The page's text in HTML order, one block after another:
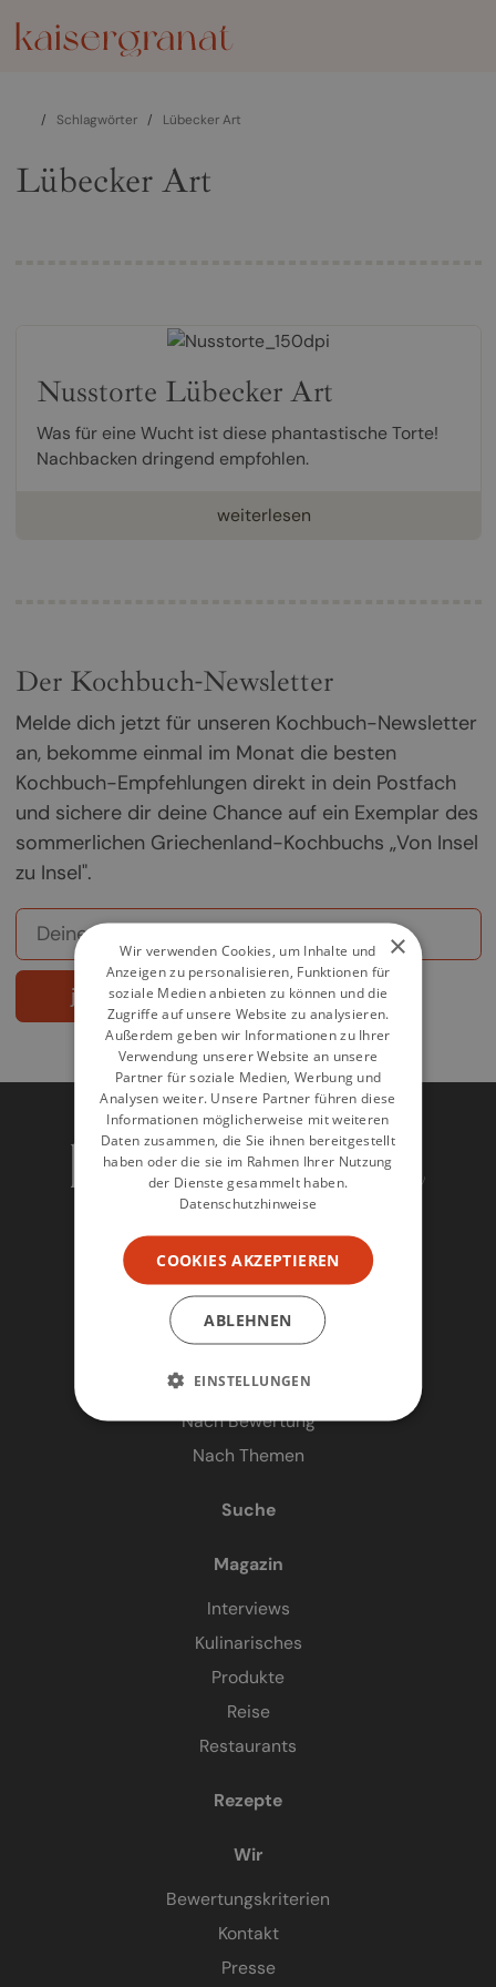
/ Schlagwörter / Lübecker Art
Lübecker Art
Nusstorte Lübecker Art
Was für eine Wucht ist diese phantastische Torte!
Nachbacken dringend empfohlen.
weiterlesen
Der Kochbuch-Newsletter
Melde dich jetzt für unseren Kochbuch-Newsletter
an, bekomme einmal im Monat die besten
Kochbuch-Empfehlungen direkt in dein Postfach
und sichere dir deine Chance auf ein Exemplar des
sommerlichen Griechenland-Kochbuchs „Von Insel
zu Insel".
jetzt abonnieren
Übersicht
Kochbuch-Bestseller
Nach Bewertung
Nach Themen
Suche
Magazin
Interviews
Kulinarisches
Produkte
Reise
Restaurants
Rezepte
Wir
Bewertungskriterien
Kontakt
Presse
×
Wir verwenden Cookies, um Inhalte und
Anzeigen zu personalisieren, Funktionen für
soziale Medien anbieten zu können und die
Zugriffe auf unsere Website zu analysieren.
Außerdem geben wir Informationen zu Ihrer
Verwendung unserer Website an unsere
Partner für soziale Medien, Werbung und
Analysen weiter. Unsere Partner führen diese
Informationen möglicherweise mit weiteren
Daten zusammen, die Sie ihnen bereitgestellt
haben oder die sie im Rahmen Ihrer Nutzung
der Dienste gesammelt haben.
Datenschutzhinweise
COOKIES AKZEPTIEREN
ABLEHNEN
EINSTELLUNGEN